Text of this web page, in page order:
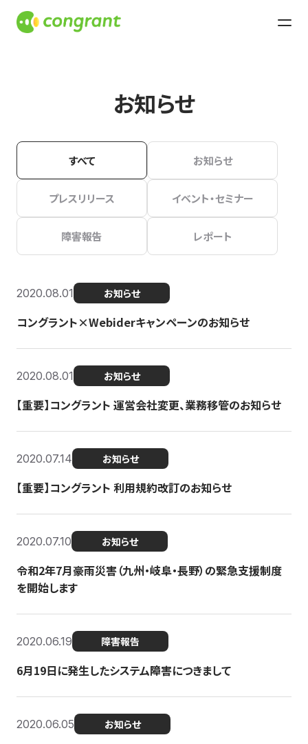
お知らせ
すべて お知らせ
プレスリリース イベント・セミナー
障害報告 レポート
2020.08.01 お知らせ
コングラント×Webiderキャンペーンのお知らせ
2020.08.01 お知らせ
【重要】コングラント 運営会社変更、業務移管のお知らせ
2020.07.14 お知らせ
【重要】コングラント 利用規約改訂のお知らせ
2020.07.10 お知らせ
令和2年7月豪雨災害（九州・岐阜・長野）の緊急支援制度
を開始します
2020.06.19 障害報告
6月19日に発生したシステム障害につきまして
2020.06.05 お知らせ